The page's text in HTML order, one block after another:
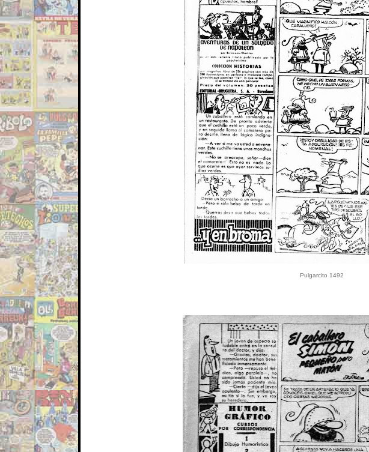
Pulgarcito 1492